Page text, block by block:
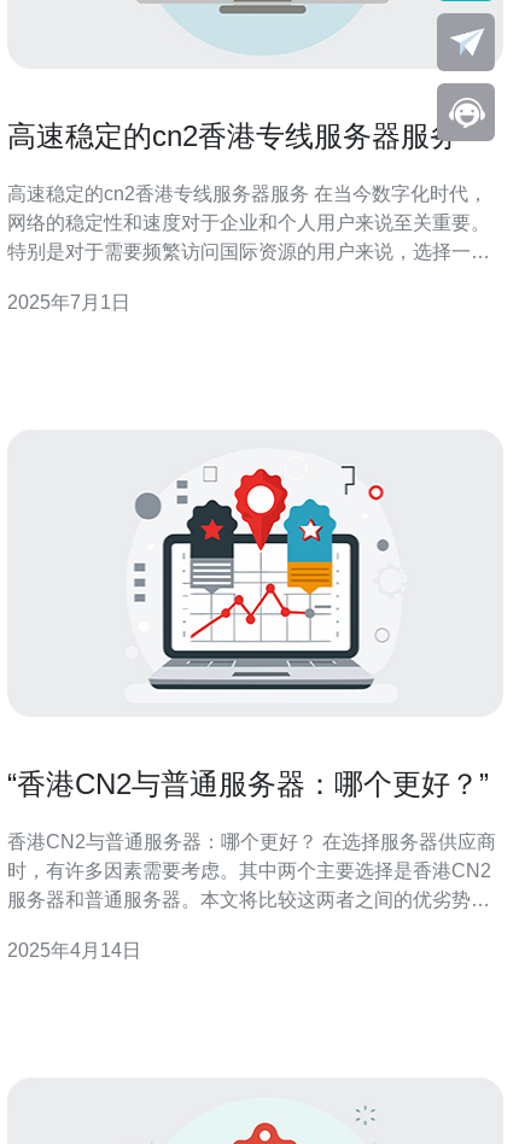
高速稳定的cn2香港专线服务器服务
高速稳定的cn2香港专线服务器服务 在当今数字化时代，
网络的稳定性和速度对于企业和个人用户来说至关重要。
特别是对于需要频繁访问国际资源的用户来说，选择一款
cn2香港专线服务器服务的特点和优势。 cn2香港专线服务
2025年7月1日
“香港CN2与普通服务器：哪个更好？”
香港CN2与普通服务器：哪个更好？ 在选择服务器供应商
时，有许多因素需要考虑。其中两个主要选择是香港CN2
服务器和普通服务器。本文将比较这两者之间的优劣势，
连接服务器，通过中国电信的CN2 GIA网络提供优化的互
2025年4月14日